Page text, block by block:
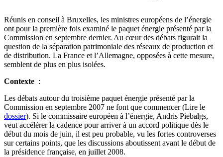
Réunis en conseil à Bruxelles, les ministres européens de l’énergie
ont pour la première fois examiné le paquet énergie présenté par la
Commission en septembre dernier. Au cœur des débats figurait la
question de la séparation patrimoniale des réseaux de production et
de distribution. La France et l’Allemagne, opposées à cette mesure,
semblent de plus en plus isolées.
Contexte :
Les débats autour du troisième paquet énergie présenté par la
Commission en septembre 2007 ne font que commencer (Lire le
dossier). Si le commissaire européen à l’énergie, Andris Piebalgs,
veut accélérer la cadence pour arriver à un accord politique dès le
début du mois de juin, il est peu probable, vu les fortes controverses
sur certains points, que les discussions aboutissent avant le début de
la présidence française, en juillet 2008.